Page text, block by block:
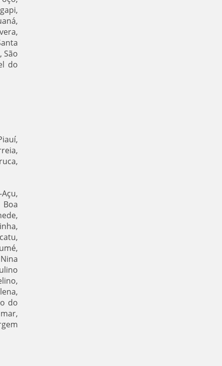
São
do
do